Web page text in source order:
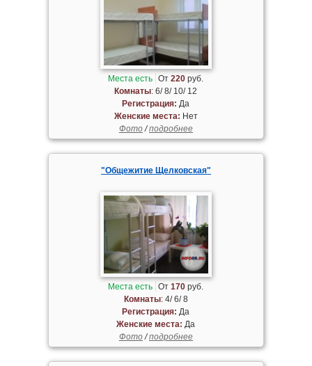
Места есть От220 руб.
Комнаты: 6/ 8/ 10/ 12
Регистрация: Да
Женские места: Нет
Фото/подробнее
"Общежитие Щелковская"
Места есть От170 руб.
Комнаты: 4/ 6/ 8
Регистрация: Да
Женские места: Да
Фото/подробнее